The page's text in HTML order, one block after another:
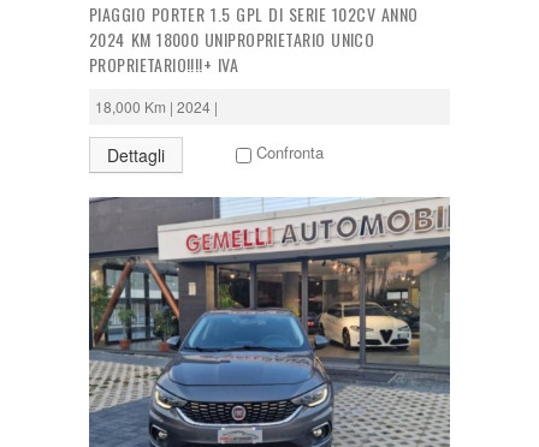
PIAGGIO PORTER 1.5 GPL DI SERIE 102CV ANNO
2024 KM 18000 UNIPROPRIETARIO UNICO
PROPRIETARIO!!!!+ IVA
18,000 Km | 2024 |
Dettagli Confronta